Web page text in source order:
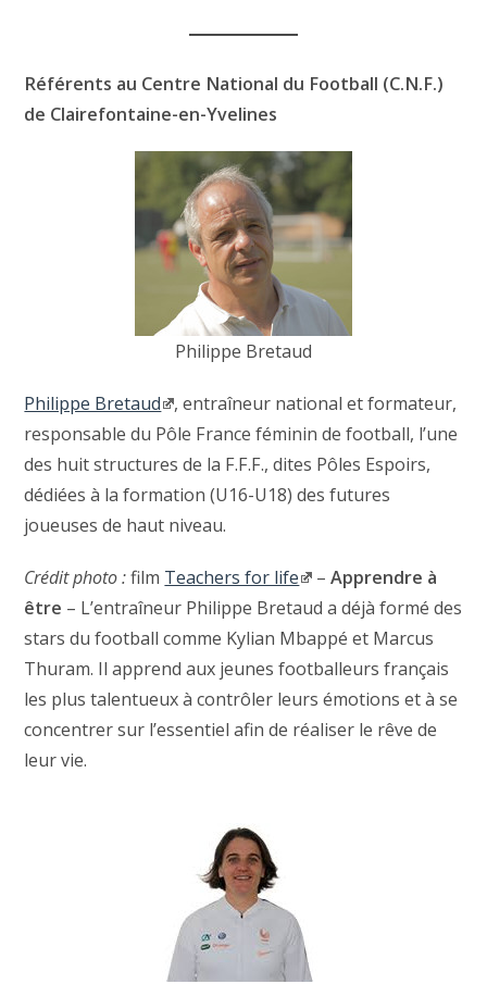
Référents au Centre National du Football (C.N.F.)
de Clairefontaine-en-Yvelines
Philippe Bretaud
Philippe Bretaud
, entraîneur national et formateur,
responsable du Pôle France féminin de football, l’une
des huit structures de la F.F.F., dites Pôles Espoirs,
dédiées à la formation (U16-U18) des futures
joueuses de haut niveau.
Crédit photo :film Teachers for life –Apprendre à
être – L’entraîneur Philippe Bretaud a déjà formé des
stars du football comme Kylian Mbappé et Marcus
Thuram. Il apprend aux jeunes footballeurs français
les plus talentueux à contrôler leurs émotions et à se
concentrer sur l’essentiel afin de réaliser le rêve de
leur vie.